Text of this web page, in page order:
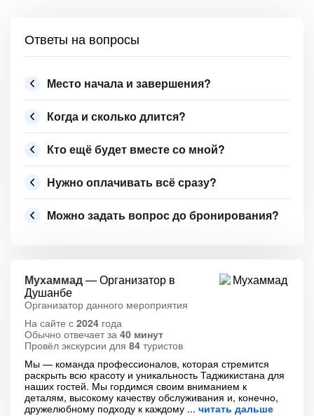
Ответы на вопросы
Место начала и завершения?
Когда и сколько длится?
Кто ещё будет вместе со мной?
Нужно оплачивать всё сразу?
Можно задать вопрос до бронирования?
Мухаммад— Организатор в
Душанбе
Организатор данного мероприятия
На сайте с 2024 года
Обычно отвечает за 40 минут
Провёл экскурсии для 84 туристов
Мы — команда профессионалов, которая стремится
раскрыть всю красоту и уникальность Таджикистана для
наших гостей. Мы гордимся своим вниманием к
деталям, высокому качеству обслуживания и, конечно,
дружелюбному подходу к каждому
читать дальше